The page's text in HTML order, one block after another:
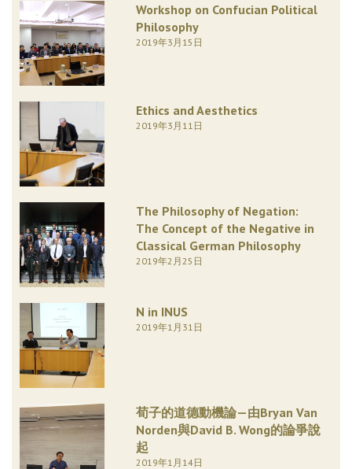
Workshop on Confucian Political
Philosophy
2019年3月15日
Ethics and Aesthetics
2019年3月11日
The Philosophy of Negation:
The Concept of the Negative in
Classical German Philosophy
2019年2月25日
N in INUS
2019年1月31日
荀子的道德動機論—由Bryan Van
Norden與David B. Wong的論爭說
起
2019年1月14日